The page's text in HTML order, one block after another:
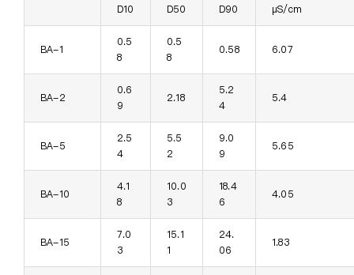
D10 D50 D90 µS/cm
BA-1
0.5
8
0.5
8
0.58 6.07
BA-2
0.6
9
2.18
5.2
4
5.4
BA-5
2.5
4
5.5
2
9.0
9
5.65
BA-10
4.1
8
10.0
3
18.4
6
4.05
BA-15
7.0
3
15.1
1
24.
06
1.83